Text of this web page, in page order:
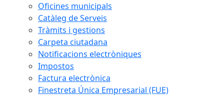
Oficines municipals
Catàleg de Serveis
Tràmits i gestions
Carpeta ciutadana
Notificacions electròniques
Impostos
Factura electrònica
Finestreta Única Empresarial (FUE)